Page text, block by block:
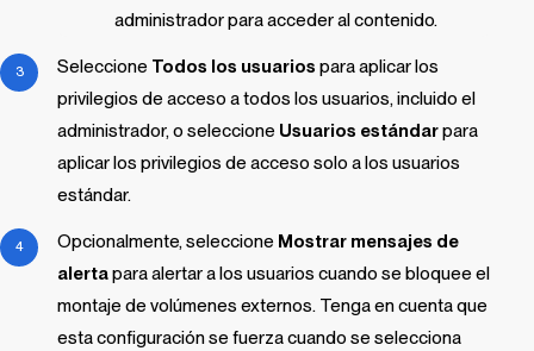
administrador para acceder al contenido.
Seleccione Todos los usuarios para aplicar los
privilegios de acceso a todos los usuarios, incluido el
administrador, o seleccione Usuarios estándarpara
aplicar los privilegios de acceso solo a los usuarios
estándar.
Opcionalmente, seleccione Mostrar mensajes de
alertapara alertar a los usuarios cuando se bloquee el
montaje de volúmenes externos. Tenga en cuenta que
esta configuración se fuerza cuando se selecciona